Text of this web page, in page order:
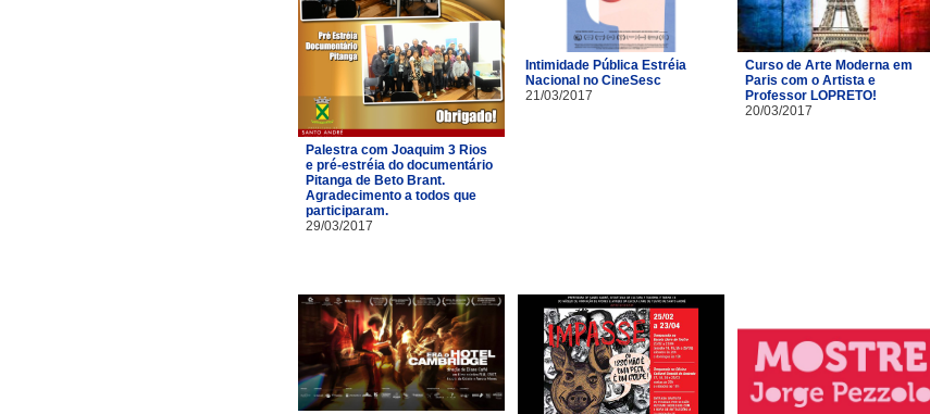
Palestra com Joaquim 3 Rios
e pré-estréia do documentário
Pitanga de Beto Brant.
Agradecimento a todos que
participaram.
29/03/2017
Intimidade Pública Estréia
Nacional no CineSesc
21/03/2017
Curso de Arte Moderna em
Paris com o Artista e
Professor LOPRETO!
20/03/2017